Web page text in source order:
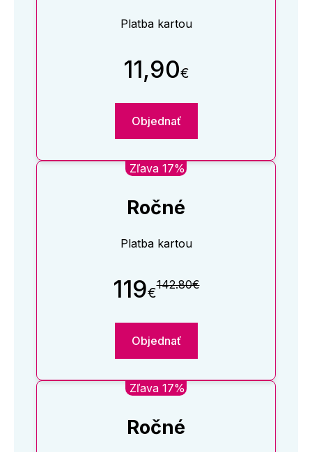
Platba kartou
11,90€
Objednať
Zľava 17%
Ročné
Platba kartou
119€142.80€
Objednať
Zľava 17%
Ročné